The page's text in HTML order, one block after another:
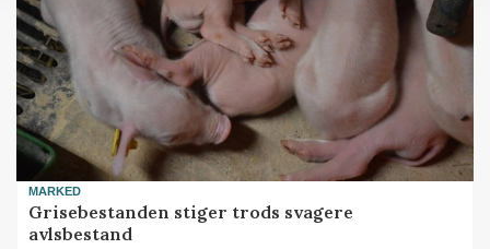
MARKED
Grisebestanden stiger trods svagere
avlsbestand